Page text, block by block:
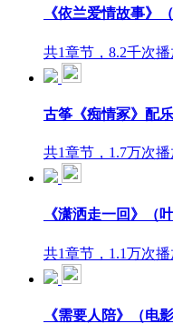
《依兰爱情故事》
共1章节，8.2千次
古筝《痴情冢》配
共1章节，1.7万次
《潇洒走一回》（
共1章节，1.1万次
《需要人陪》（电